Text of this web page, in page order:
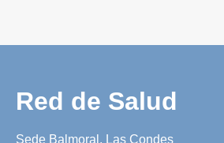
Red de Salud
Sede Balmoral, Las Condes